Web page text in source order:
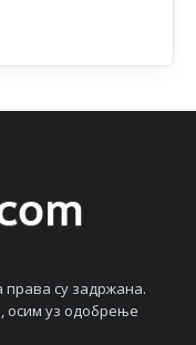
права су задржана.
осим уз одобрeњe